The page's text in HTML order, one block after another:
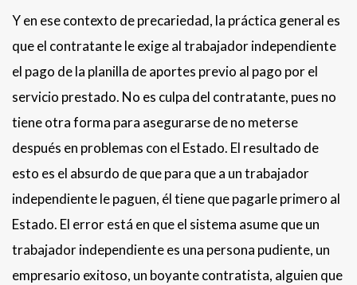
Y en ese contexto de precariedad, la práctica general es
que el contratante le exige al trabajador independiente
el pago de la planilla de aportes previo al pago por el
servicio prestado. No es culpa del contratante, pues no
tiene otra forma para asegurarse de no meterse
después en problemas con el Estado. El resultado de
esto es el absurdo de que para que a un trabajador
independiente le paguen, él tiene que pagarle primero al
Estado. El error está en que el sistema asume que un
trabajador independiente es una persona pudiente, un
empresario exitoso, un boyante contratista, alguien que